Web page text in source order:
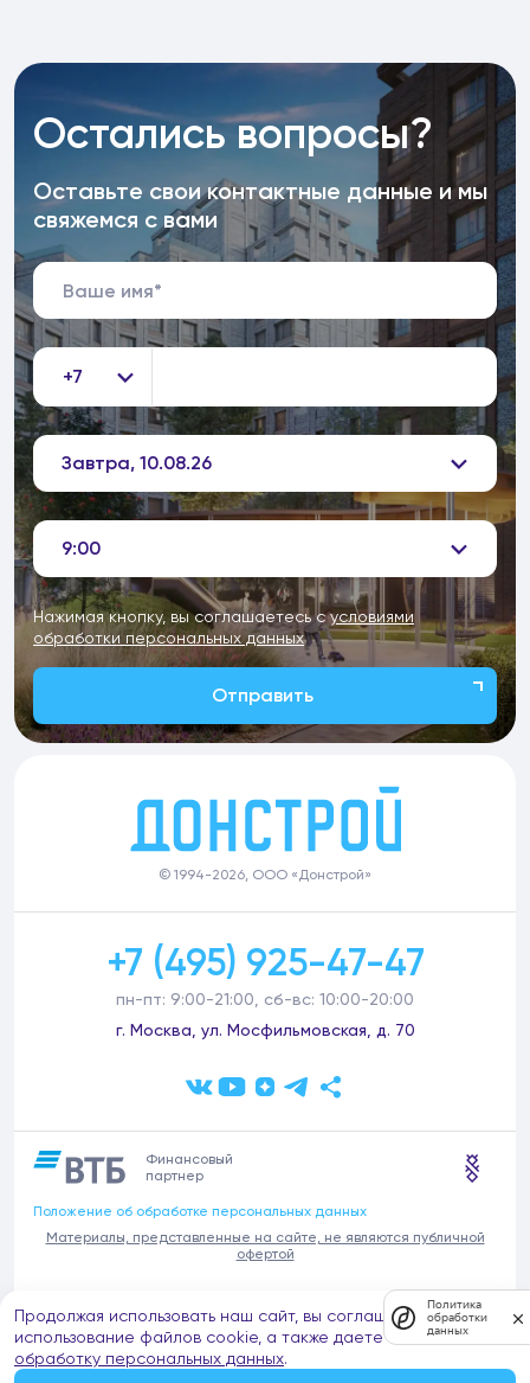
Остались вопросы?
Оставьте свои контактные данные и мы
свяжемся с вами
+7
Завтра, 10.08.26
9:00
Нажимая кнопку, вы соглашаетесь сусловиями
обработки персональных данных
Отправить
© 1994-2026, ООО «Донстрой»
+7 (495) 925-47-47
пн-пт: 9:00-21:00, сб-вс: 10:00-20:00
г. Москва, ул. Мосфильмовская, д. 70
Финансовый
партнер
Положение об обработке персональных данных
Материалы, представленные на сайте, не являются публичной
офертой
В связи с участившимися случаями предложений частных услуг от
имени компании Донстрой (проведения ремонтов, продажи
отделочных материалов и т.п.), обращаем внимание на то, что
компания Донстрой не оказывает таких услуг, не имеет
представительств такого профиля и не обращается к частным
Продолжая использовать наш сайт, вы соглашаетесь на
использование файлов cookie, а также даете согласие на
обработку персональных данных.
Политика
обработки
данных